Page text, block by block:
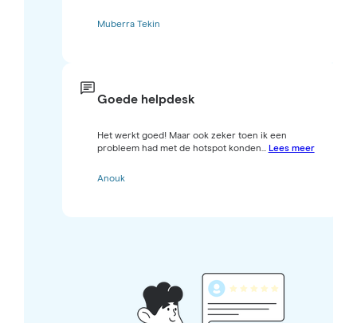
Muberra Tekin
Goede helpdesk
Het werkt goed! Maar ook zeker toen ik een
probleem had met de hotspot konden... Lees meer
Anouk